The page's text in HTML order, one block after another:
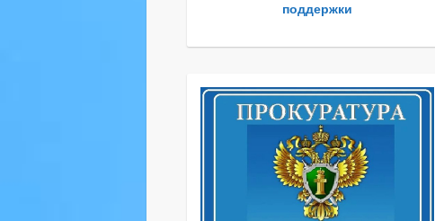
поддержки